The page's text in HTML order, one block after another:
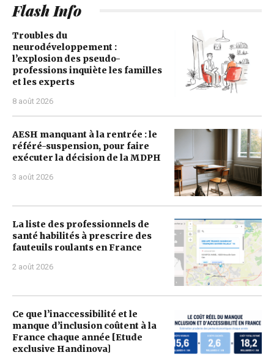
Flash Info
Troubles du
neurodéveloppement :
l’explosion des pseudo-
professions inquiète les familles
et les experts
8 août 2026
AESH manquant à la rentrée : le
référé-suspension, pour faire
exécuter la décision de la MDPH
3 août 2026
La liste des professionnels de
santé habilités à prescrire des
fauteuils roulants en France
2 août 2026
Ce que l’inaccessibilité et le
manque d’inclusion coûtent à la
France chaque année [Etude
exclusive Handinova]